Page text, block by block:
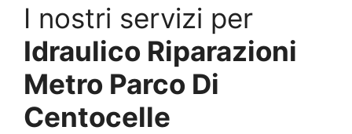
I nostri servizi per
Idraulico Riparazioni
Metro Parco Di
Centocelle